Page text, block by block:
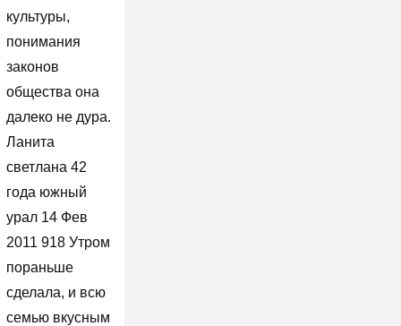
культуры,
понимания
законов
общества она
далеко не дура.
Ланита
светлана 42
года южный
урал 14 Фев
2011 918 Утром
пораньше
сделала, и всю
семью вкусным